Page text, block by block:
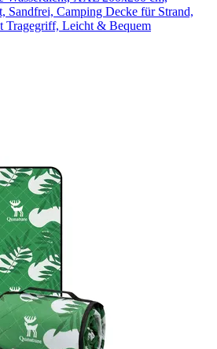
Sandfrei, Camping Decke für Strand,
Tragegriff, Leicht & Bequem